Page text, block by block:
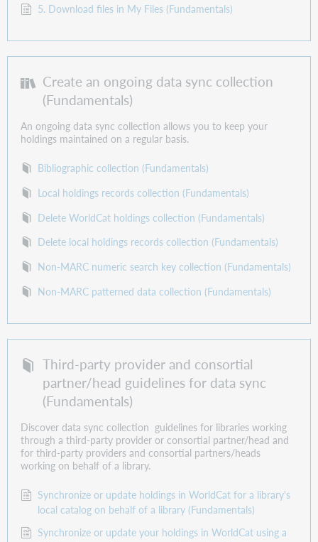
5. Download files in My Files (Fundamentals)
Create an ongoing data sync collection
(Fundamentals)
An ongoing data sync collection allows you to keep your
holdings maintained on a regular basis.
Bibliographic collection (Fundamentals)
Local holdings records collection (Fundamentals)
Delete WorldCat holdings collection (Fundamentals)
Delete local holdings records collection (Fundamentals)
Non-MARC numeric search key collection (Fundamentals)
Non-MARC patterned data collection (Fundamentals)
Third-party provider and consortial
partner/head guidelines for data sync
(Fundamentals)
Discover data sync collection guidelines for libraries working
through a third-party provider or consortial partner/head and
for third-party providers and consortial partners/heads
working on behalf of a library.
Synchronize or update holdings in WorldCat for a library's
local catalog on behalf of a library (Fundamentals)
Synchronize or update your holdings in WorldCat using a